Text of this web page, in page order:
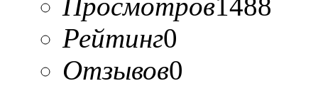
Рейтинг0
Отзывов0